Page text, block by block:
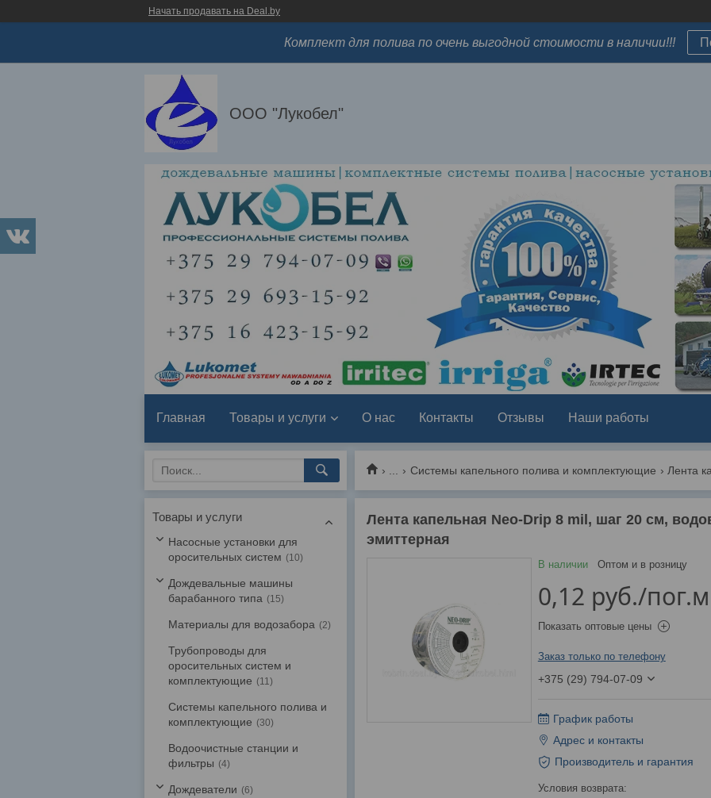
Начать продавать на Deal.by
Комплект для полива по очень выгодной стоимости в наличии!!!
ООО "Лукобел"
Главная Товары и услуги О нас Контакты Отзывы Наши работы
Системы капельного полива и комплектующие
Лента капельная Neo-Drip 8 mil, шаг 20 см,
эмиттерная
В наличии Оптом и в розницу
0,12 руб./пог.м
Показать оптовые цены
Заказ только по телефону
+375 (29) 794-07-09
График работы
Адрес и контакты
Производитель и гарантия
Товары и услуги
Насосные установки для
оросительных систем
10
Дождевальные машины
барабанного типа
15
Материалы для водозабора 2
Трубопроводы для
оросительных систем и
комплектующие
11
Системы капельного полива и
комплектующие
30
Водоочистные станции и
фильтры
4
Дождеватели 6